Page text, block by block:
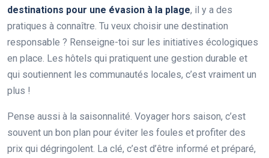
destinations pour une évasion à la plage, il y a des
pratiques à connaître. Tu veux choisir une destination
responsable ? Renseigne-toi sur les initiatives écologiques
en place. Les hôtels qui pratiquent une gestion durable et
qui soutiennent les communautés locales, c’est vraiment un
plus !
Pense aussi à la saisonnalité. Voyager hors saison, c’est
souvent un bon plan pour éviter les foules et profiter des
prix qui dégringolent. La clé, c’est d’être informé et préparé,